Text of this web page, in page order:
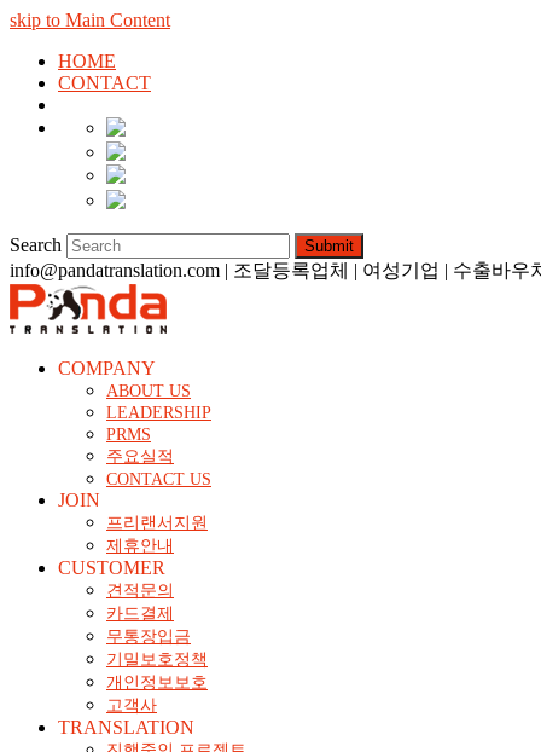
skip to Main Content
HOME
CONTACT
Search Submit
info@pandatranslation.com | 조달등록업체 | 여성기업 | 수출바
COMPANY
ABOUT US
LEADERSHIP
PRMS
주요실적
CONTACT US
JOIN
프리랜서지원
제휴안내
CUSTOMER
견적문의
카드결제
무통장입금
기밀보호정책
개인정보보호
고객사
TRANSLATION